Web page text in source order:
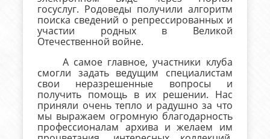
госуслуг. Родоведы получили алгоритм
поиска сведений о репрессированных и
участии родных в Великой
Отечественной войне.
А самое главное, участники клуба
смогли задать ведущим специалистам
свои неразрешенные вопросы и
получить помощь в их решении. Нас
приняли очень тепло и радушно за что
мы выражаем огромную благодарность
профессионалам архива и желаем им